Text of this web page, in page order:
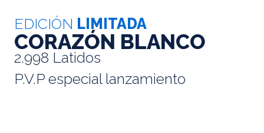
EDICIÓN LIMITADA
CORAZÓN BLANCO
2.998 Latidos
P.V.P especial lanzamiento